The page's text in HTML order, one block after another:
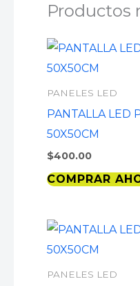
Productos
PANELES LED
PANTALLA LED
50X50CM
$400.00
COMPRAR
PANELES LED